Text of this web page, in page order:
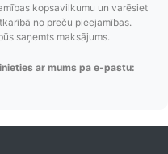
kopsavilkumu un varēsiet
no preču pieejamības.
saņemts maksājums.
ar mums pa e-pastu: